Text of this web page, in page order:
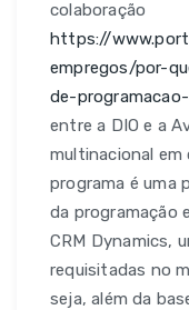
colaboração
https://
empregos/por-
de-
entre a DIO e a
multinacional
programa é uma
da programação
CRM Dynamics,
requisitadas no
seja, além da